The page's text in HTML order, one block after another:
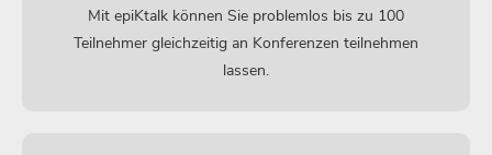
Mit epiKtalk können Sie problemlos bis zu 100
Teilnehmer gleichzeitig an Konferenzen teilnehmen
lassen.